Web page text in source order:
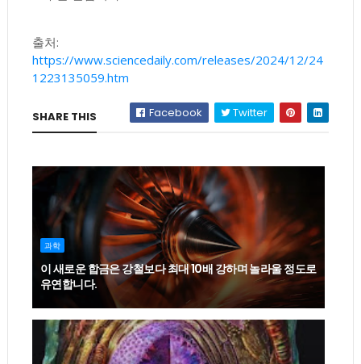
출처:
https://www.sciencedaily.com/releases/2024/12/24
1223135059.htm
SHARE THIS Facebook Twitter
과학
이 새로운 합금은 강철보다 최대 10배 강하며 놀라울 정도로
유연합니다.